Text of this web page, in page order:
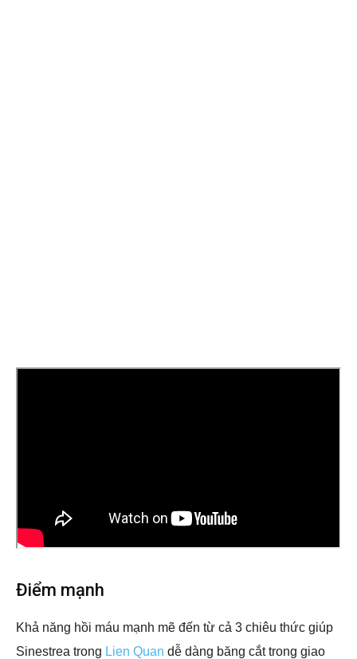
Điểm mạnh
Khả năng hồi máu mạnh mẽ đến từ cả 3 chiêu thức giúp
Sinestrea trong Lien Quan dễ dàng băng cắt trong giao